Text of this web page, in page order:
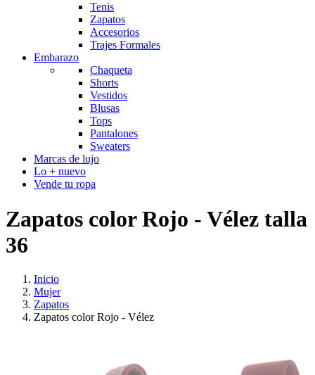
Tenis
Zapatos
Accesorios
Trajes Formales
Embarazo
Chaqueta
Shorts
Vestidos
Blusas
Tops
Pantalones
Sweaters
Marcas de lujo
Lo + nuevo
Vende tu ropa
Zapatos color Rojo - Vélez talla
36
Inicio
Mujer
Zapatos
Zapatos color Rojo - Vélez